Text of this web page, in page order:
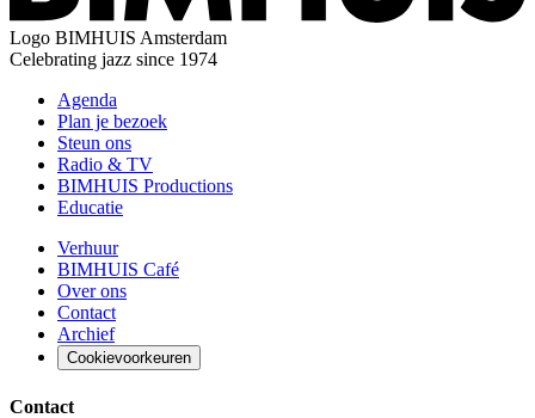
Logo BIMHUIS Amsterdam
Celebrating jazz since 1974
Agenda
Plan je bezoek
Steun ons
Radio & TV
BIMHUIS Productions
Educatie
Verhuur
BIMHUIS Café
Over ons
Contact
Archief
Cookievoorkeuren
Contact